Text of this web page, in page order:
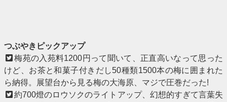
つぶやきピックアップ
梅苑の入苑料1200円って聞いて、正直高いなって思った
けど、お茶と和菓子付きだし50種類1500本の梅に囲まれた
ら納得。展望台から見る梅の大海原、マジで圧巻だった!
約700燈のロウソクのライトアップ、幻想的すぎて言葉失